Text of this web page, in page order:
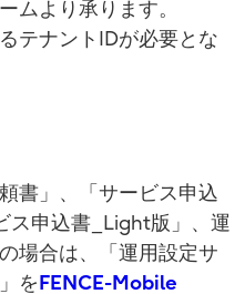
ムより承ります。
テナントIDが必要とな
書」、「サービス申込
ス申込書_Light版」、運
場合は、「運用設定サ
を FENCE-Mobile